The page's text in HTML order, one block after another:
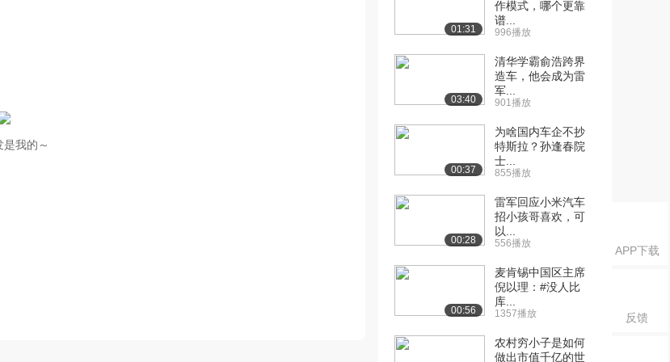
APP下载
反馈
我的～
01:31
作模式，哪个更靠
谱...
996播放
03:40
清华学霸俞浩跨界
造车，他会成为雷
军...
901播放
00:37
为啥国内车企不抄
特斯拉？孙逢春院
士...
855播放
00:28
雷军回应小米汽车
招小孩哥喜欢，可
以...
556播放
00:56
麦肯锡中国区主席
倪以理：#没人比
库...
1357播放
农村穷小子是如何
做出市值千亿的世